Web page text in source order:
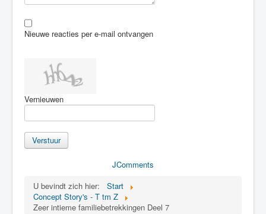
Nieuwe reacties per e-mail ontvangen
Vernieuwen
Verstuur
JComments
U bevindt zich hier:
Start
Concept Story's - T tm Z
Zeer intieme familiebetrekkingen Deel 7